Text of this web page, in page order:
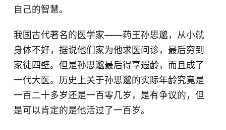
自己的智慧。
我国古代著名的医学家——药王孙思邈，从小就
身体不好，据说他们家为他求医问诊，最后穷到
家徒四壁。但是孙思邈最后得享遐龄，而且成了
一代大医。历史上关于孙思邈的实际年龄究竟是
一百二十多岁还是一百零几岁，是有争议的，但
是可以肯定的是他活过了一百岁。